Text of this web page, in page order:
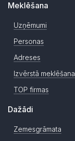
Meklēšana
Uzņēmumi
Personas
Adreses
Izvērstā meklēšana
TOP firmas
Dažādi
Zemesgrāmata